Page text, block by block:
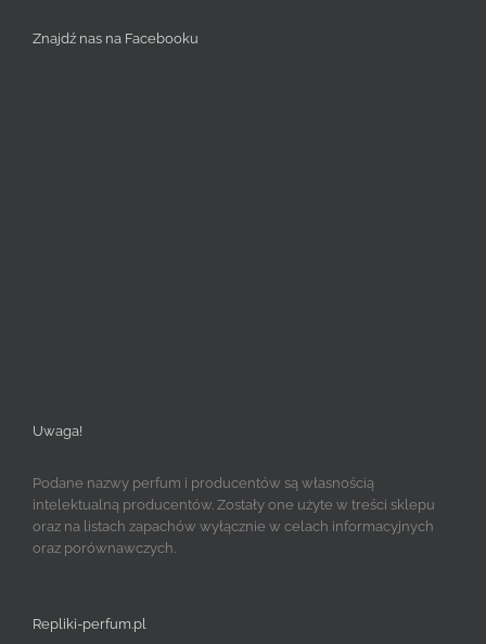
Znajdź nas na Facebooku
Uwaga!
Podane nazwy perfum i producentów są własnością
intelektualną producentów. Zostały one użyte w treści sklepu
oraz na listach zapachów wyłącznie w celach informacyjnych
oraz porównawczych.
Repliki-perfum.pl